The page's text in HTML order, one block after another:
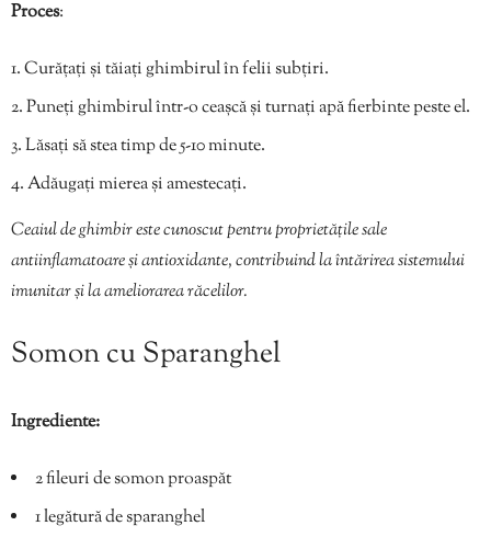
Proces:
Curățați și tăiați ghimbirul în felii subțiri.
Puneți ghimbirul într-o ceașcă și turnați apă fierbinte peste el.
Lăsați să stea timp de 5-10 minute.
Adăugați mierea și amestecați.
Ceaiul de ghimbir este cunoscut pentru proprietățile sale
antiinflamatoare și antioxidante, contribuind la întărirea sistemului
imunitar și la ameliorarea răcelilor.
Somon cu Sparanghel
Ingrediente:
2 fileuri de somon proaspăt
1 legătură de sparanghel